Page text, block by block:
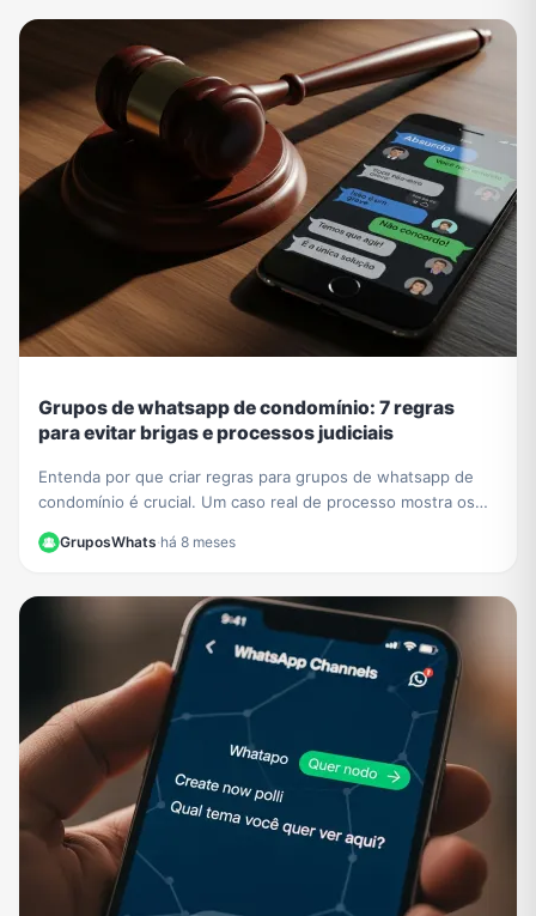
Grupos de whatsapp de condomínio: 7 regras
para evitar brigas e processos judiciais
Entenda por que criar regras para grupos de whatsapp de
condomínio é crucial. Um caso real de processo mostra os
GruposWhats·há 8 meses